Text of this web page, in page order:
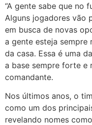
“A gente sabe que no
Alguns jogadores vão
em busca de novas
a gente esteja sempre
da casa. Essa é uma
a base sempre forte e
comandante.
Nos últimos anos, o
como um dos
revelando nomes